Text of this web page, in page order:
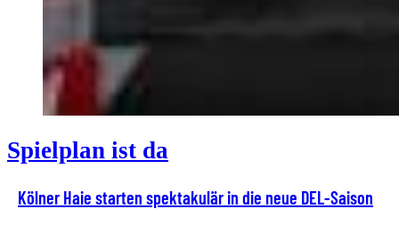
Spielplan ist da
Kölner Haie starten spektakulär in die neue DEL-Saison